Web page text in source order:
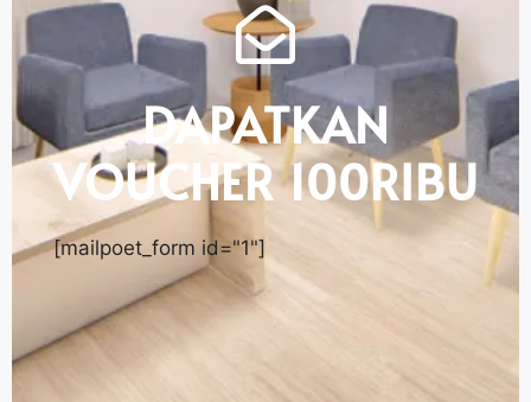
DAPATKAN
VOUCHER 100RIBU
[mailpoet_form id="1"]